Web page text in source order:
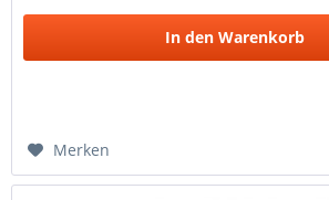
In den Warenkorb
Merken